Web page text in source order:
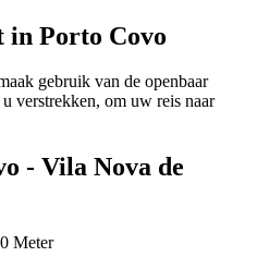
in Porto Covo
gebruik van de openbaar
verstrekken, om uw reis naar
- Vila Nova de
Meter